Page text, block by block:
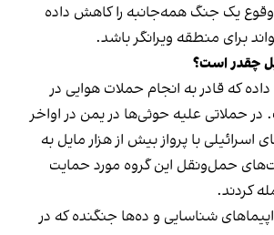
وقوع یک جنگ همه‌جانبه را کاهش داده
برای منطقه ویرانگر باشد.
چقدر است؟
که قادر به انجام حملات هوایی در
درحملاتی علیه حوثی‌ها در یمن در اواخر
اسرائیلی با پرواز بیش از هزار مایل به
حمل‌ونقل این گروه مورد حمایت
کردند.
شناسایی و ده‌ها جنگنده که در